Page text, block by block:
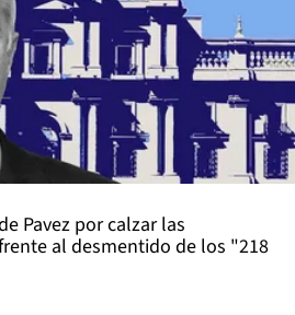
Pavez por calzar las
al desmentido de los "218